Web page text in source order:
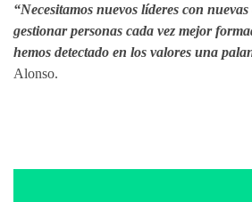
“Necesitamos nuevos líderes con
gestionar personas cada vez mejor
hemos detectado en los valores una
Alonso.